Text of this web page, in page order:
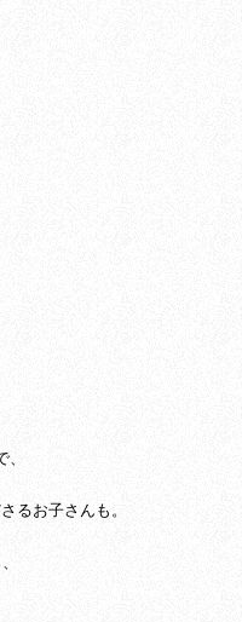
るお子さんも。